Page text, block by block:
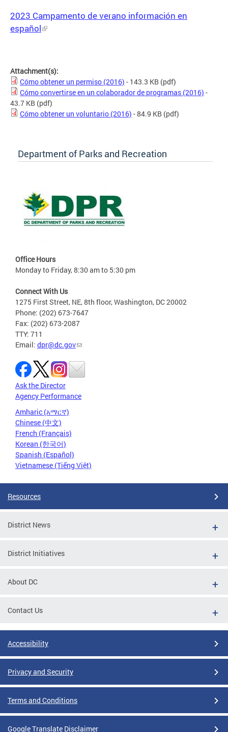
2023 Campamento de verano información en
español
Attachment(s):
Cómo obtener un permiso (2016) - 143.3 KB (pdf)
Cómo convertirse en un colaborador de programas (2016) -
43.7 KB (pdf)
Cómo obtener un voluntario (2016) - 84.9 KB (pdf)
Department of Parks and Recreation
Office Hours
Monday to Friday, 8:30 am to 5:30 pm
Connect With Us
1275 First Street, NE, 8th floor, Washington, DC 20002
Phone: (202) 673-7647
Fax: (202) 673-2087
TTY: 711
Email: dpr@dc.gov
Ask the Director
Agency Performance
Amharic (አማርኛ)
Chinese (中文)
French (Français)
Korean (한국어)
Spanish (Español)
Vietnamese (Tiếng Việt)
Resources
District News
District Initiatives
About DC
Contact Us
Accessibility
Privacy and Security
Terms and Conditions
Google Translate Disclaimer